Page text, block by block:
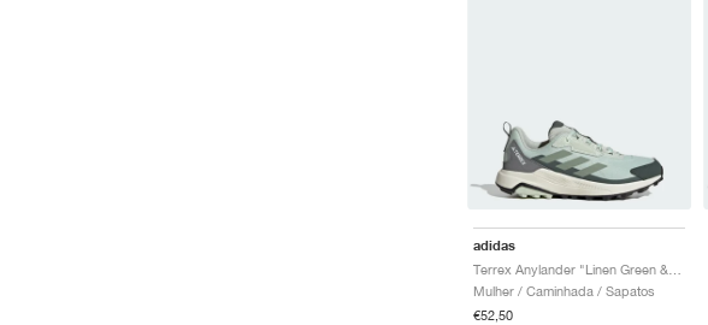
adidas
Mulher / Caminhada / Sapatos
€52,50